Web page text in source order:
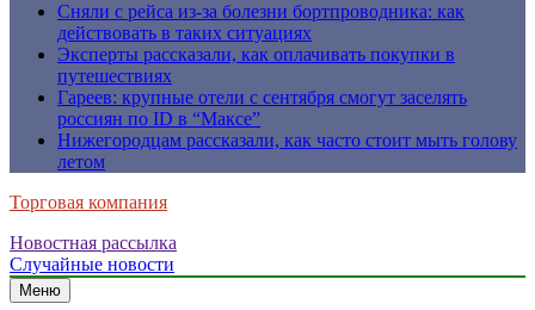
Сняли с рейса из-за болезни бортпроводника: как
действовать в таких ситуациях
Эксперты рассказали, как оплачивать покупки в
путешествиях
Гареев: крупные отели с сентября смогут заселять
россиян по ID в “Максе”
Нижегородцам рассказали, как часто стоит мыть голову
летом
Торговая компания
Новостная рассылка
Случайные новости
Меню